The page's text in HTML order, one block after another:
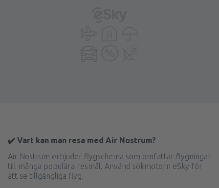
✔️ Vart kan man resa med Air Nostrum?
Air Nostrum erbjuder flygschema som omfattar flygningar
till många populära resmål. Använd sökmotorn eSky för
att se tillgängliga flyg.